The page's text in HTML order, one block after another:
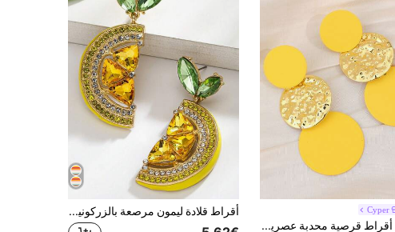
Cyper
زوج من أقراط قرصية محدبة عصرية، مناسبة للارتداء اليومي
أقراط قلادة ليمون مرصعة بالزركونيا المكعبة الفاخرة بتصميم شخصي جديد، أقراط فاكهة بأسلوب أوروبي وأمريكي للنساء، مناسبة للارتداء اليومي والهدايا